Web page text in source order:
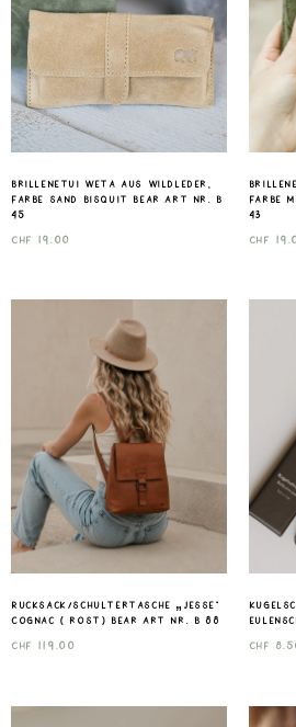
Brillenetui Weta aus Wildleder,
Farbe sand Bisquit Bear Art nr. B
45
CHF 19.00
Farbe
43
CHF
Rucksack/Schultertasche „Jesse“
Cognac ( rost) Bear Art nr. B 88
CHF 119.00 CHF